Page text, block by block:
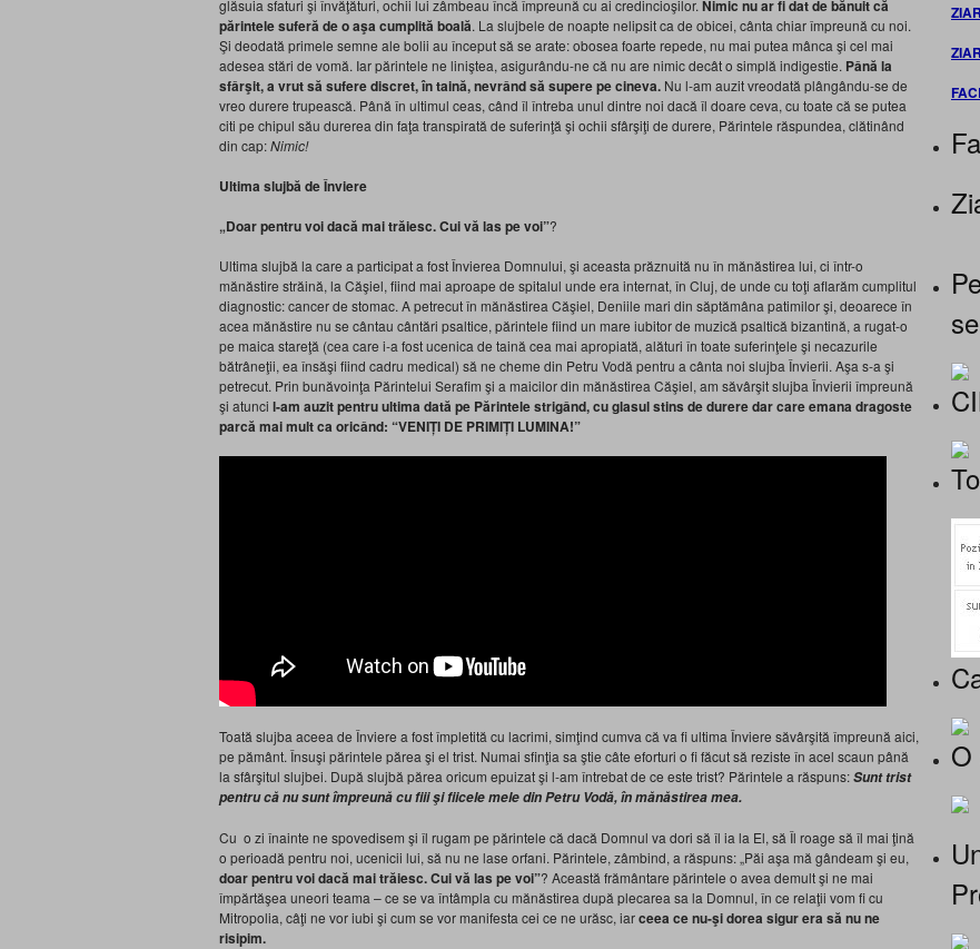
glăsuia sfaturi şi învăţături, ochii lui zâmbeau încă împreună cu ai credincioşilor. Nimic nu ar fi dat de bănuit că
părintele suferă de o aşa cumplită boală. La slujbele de noapte nelipsit ca de obicei, cânta chiar împreună cu noi.
Şi deodată primele semne ale bolii au început să se arate: obosea foarte repede, nu mai putea mânca şi cel mai
adesea stări de vomă. Iar părintele ne liniştea, asigurându-ne că nu are nimic decât o simplă indigestie. Până la
sfârşit, a vrutsă sufere discret, în taină, nevrând să supere pe cineva. Nu l-am auzit vreodată plângându-se de
vreo durere trupească. Până în ultimul ceas, când îl întreba unul dintre noi dacă îl doare ceva, cu toate că se putea
citi pe chipul său durerea din faţa transpirată de suferinţă şi ochii sfârşiţi de durere, Părintele răspundea, clătinând
din cap:Nimic!
Ultima slujbă de Înviere
„Doar pentru voi dacă mai trăiesc. Cui vă las pe voi”?
Ultima slujbă la care a participat a fost Învierea Domnului, şi aceasta prăznuită nu în mănăstirea lui, ci într-o
mănăstire străină, la Căşiel, fiind mai aproape de spitalul unde era internat, în Cluj, de unde cu toţi aflarăm cumplitul
diagnostic: cancer de stomac. A petrecut în mănăstirea Căşiel, Deniile mari din săptămâna patimilor şi, deoarece în
acea mănăstire nu se cântau cântări psaltice, părintele fiind un mare iubitor de muzică psaltică bizantină, a rugat-o
pe maica stareţă (cea care i-a fost ucenica de taină cea mai apropiată, alături în toate suferinţele şi necazurile
bătrâneţii, ea însăşi fiind cadru medical) să ne cheme din Petru Vodă pentru a cânta noi slujba Învierii. Aşa s-a şi
petrecut. Prin bunăvoinţa Părintelui Serafim şi a maicilor din mănăstirea Căşiel, am săvârşit slujba Învierii împreună
şi atunci l-am auzit pentru ultima dată pe Părintele strigând, cu glasul stins de durere dar care emana dragoste
parcă maimult ca oricând: “VENIȚI DE PRIMIȚI LUMINA!”
Toată slujba aceea de Înviere a fost împletită cu lacrimi, simţind cumva că va fi ultima Înviere săvârşită împreună aici,
pe pământ. Însuşi părintele părea şi el trist. Numai sfinţia sa ştie câte eforturi o fi făcut să reziste în acel scaun până
la sfârşitul slujbei. După slujbă părea oricum epuizat şi l-am întrebat de ce este trist? Părintele a răspuns:Sunt trist
pentru că nu sunt împreună cu fiii şi fiicele mele din Petru Vodă, în mănăstirea mea.
Cu o zi înainte ne spovedisem şi îl rugam pe părintele că dacă Domnul va dori să îl ia la El, să Îl roage să îl mai ţină
o perioadă pentru noi, ucenicii lui, să nu ne lase orfani. Părintele, zâmbind, a răspuns: „Păi aşa mă gândeam şi eu,
doar pentruvoi dacă mai trăiesc. Cui vă las pe voi”? Această frământare părintele o avea demult şi ne mai
împărtăşea uneori teama – ce se va întâmpla cu mănăstirea după plecarea sa la Domnul, în ce relaţii vom fi cu
Mitropolia, câţi ne vor iubi şi cum se vor manifesta cei ce ne urăsc, iarceea cenu-şi dorea sigur era să nu ne
risipim.
O